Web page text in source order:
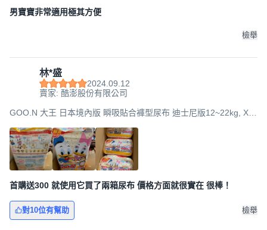
男寶寶非常適用極其方便
檢舉
林*盛
2024.09.12
賣家: 酷澎股份有限公司
GOO.N 大王 日本境內版 瞬吸貼合褲型尿布 迪士尼版12~22kg, XL,
首購送300 就使用它買了兩箱尿布 價格方面就很實在 很棒！
對10位有幫助 檢舉